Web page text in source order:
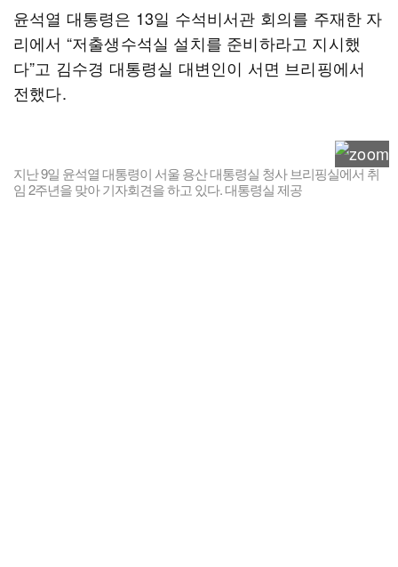
윤석열 대통령은 13일 수석비서관 회의를 주재한 자
리에서 “저출생수석실 설치를 준비하라고 지시했
다”고 김수경 대통령실 대변인이 서면 브리핑에서
전했다.
지난 9일 윤석열 대통령이 서울 용산 대통령실 청사 브리핑실에서 취
임 2주년을 맞아 기자회견을 하고 있다. 대통령실 제공